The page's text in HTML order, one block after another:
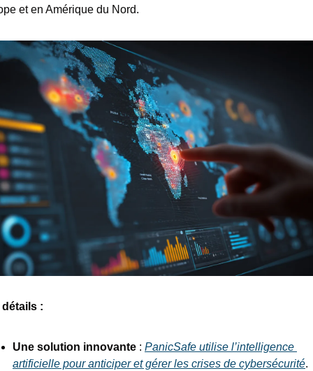
et en Amérique du Nord.
:
Une solution innovante : PanicSafe utilise l’intelligence
artificielle pour anticiper et gérer les crises de cybersécurité.